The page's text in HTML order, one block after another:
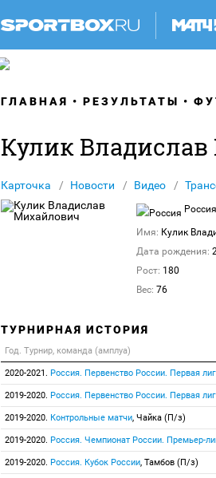
ГЛАВНАЯ РЕЗУЛЬТАТЫ
Кулик
Карточка Новости Видео
Россия
Имя: Кулик
Дата рождения:
Рост: 180
Вес: 76
ТУРНИРНАЯ ИСТОРИЯ
Год. Турнир, команда (амплуа)
2020-2021. Россия. Первенство России. Первая
2019-2020. Россия. Первенство России. Первая
2019-2020. Контрольные матчи, Чайка (П/з)
2019-2020. Россия. Чемпионат России. Премьер-
2019-2020. Россия. Кубок России, Тамбов (П/з)